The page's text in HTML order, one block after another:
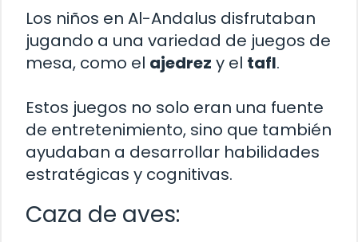
Los niños en Al-Andalus disfrutaban
jugando a una variedad de juegos de
mesa, como el ajedrez y el tafl.
Estos juegos no solo eran una fuente
de entretenimiento, sino que también
ayudaban a desarrollar habilidades
estratégicas y cognitivas.
Caza de aves: